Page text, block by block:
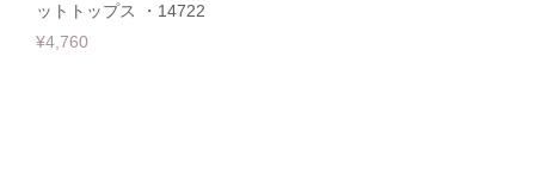
ットトップス ・14722
¥4,760